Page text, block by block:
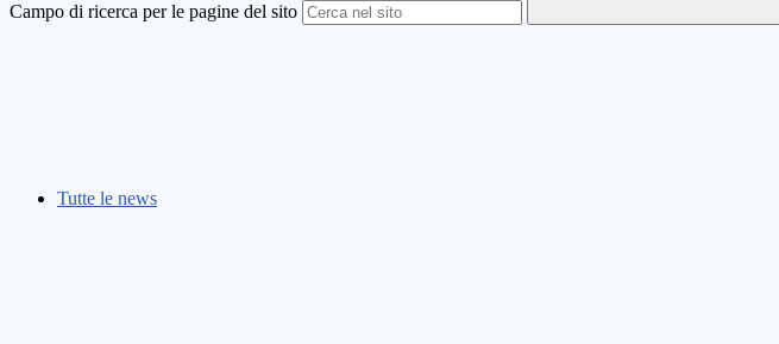
Campo di ricerca per le pagine del sito
Tutte le news